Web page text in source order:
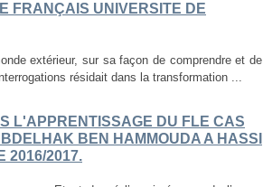
FRANÇAIS UNIVERSITE DE
extérieur, sur sa façon de comprendre et de
résidait dans la transformation ...
L'APPRENTISSAGE DU FLE CAS
BEN HAMMOUDA A HASSI
2016/2017.